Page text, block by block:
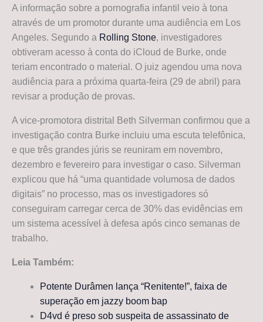
A informação sobre a pornografia infantil veio à tona
através de um promotor durante uma audiência em Los
Angeles. Segundo a Rolling Stone, investigadores
obtiveram acesso à conta do iCloud de Burke, onde
teriam encontrado o material. O juiz agendou uma nova
audiência para a próxima quarta-feira (29 de abril) para
revisar a produção de provas.
A vice-promotora distrital Beth Silverman confirmou que a
investigação contra Burke incluiu uma escuta telefônica,
e que três grandes júris se reuniram em novembro,
dezembro e fevereiro para investigar o caso. Silverman
explicou que há “uma quantidade volumosa de dados
digitais” no processo, mas os investigadores só
conseguiram carregar cerca de 30% das evidências em
um sistema acessível à defesa após cinco semanas de
trabalho.
Leia Também:
Potente Durâmen lança “Renitente!”, faixa de
superação em jazzy boom bap
D4vd é preso sob suspeita de assassinato de